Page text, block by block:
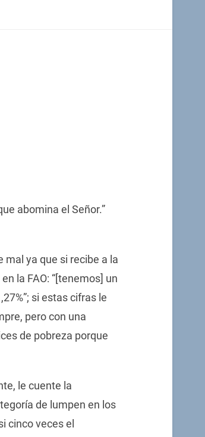
abomina el Señor.”
mal ya que si recibe a la
la FAO: “[tenemos] un
si estas cifras le
pero con una
de pobreza porque
le cuente la
de lumpen en los
cinco veces el